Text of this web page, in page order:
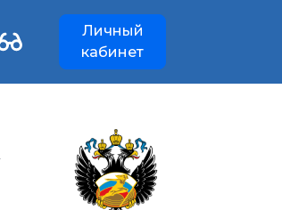
Личный
кабинет